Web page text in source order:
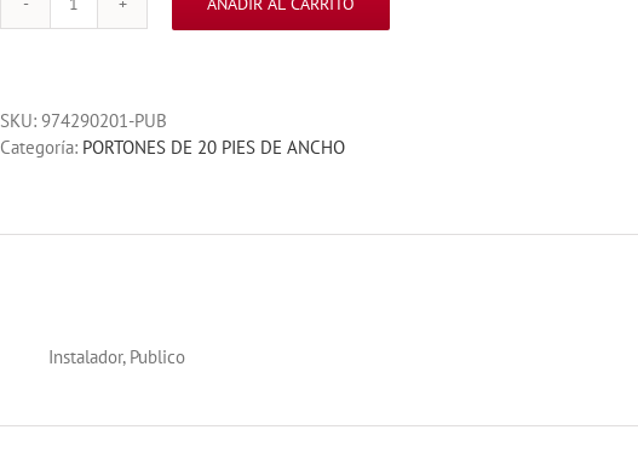
20'
LISA
CHOCOLATE
SKU: 974290201-PUB
Categoría: PORTONES DE 20 PIES DE ANCHO
Instalador, Publico